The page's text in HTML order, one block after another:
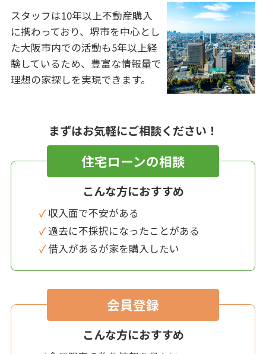
スタッフは10年以上不動産購入
に携わっており、堺市を中心とし
た大阪市内での活動も5年以上経
験しているため、豊富な情報量で
理想の家探しを実現できます。
まずはお気軽にご相談ください！
住宅ローンの相談
こんな方におすすめ
✓ 収入面で不安がある
✓ 過去に不採択になったことがある
✓ 借入があるが家を購入したい
会員登録
こんな方におすすめ